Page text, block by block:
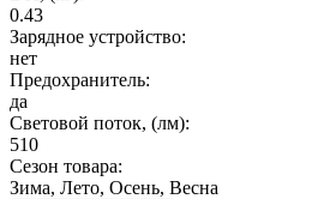
0.43
Зарядное устройство:
нет
Предохранитель:
да
Световой поток, (лм):
510
Сезон товара:
Зима, Лето, Осень, Весна